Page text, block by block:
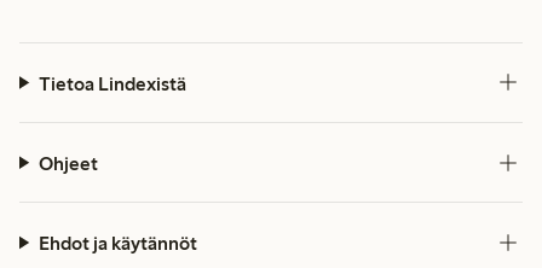
Tietoa Lindexistä
Ohjeet
Ehdot ja käytännöt